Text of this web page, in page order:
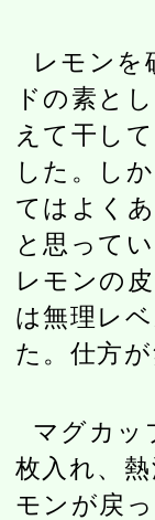
レモンを
ドの素と
えて干し
した。し
てはよく
と思って
レモンの
は無理レ
た。仕方
マグカッ
枚入れ、
モンが戻